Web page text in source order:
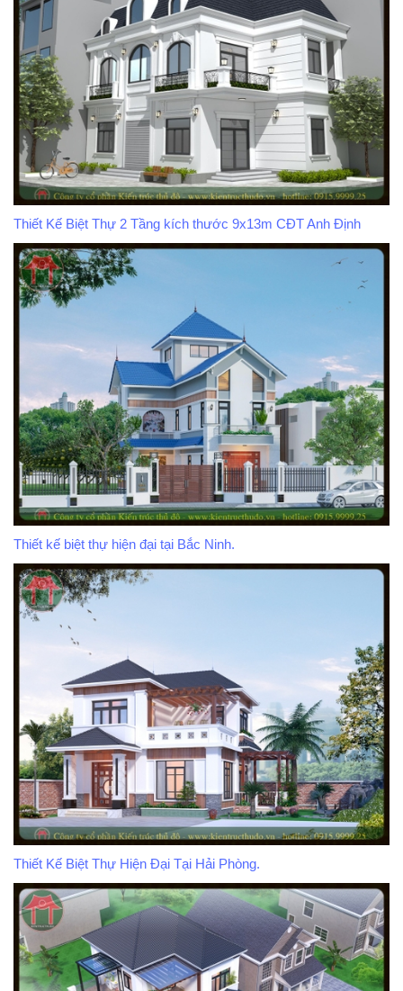
Thiết Kế Biệt Thự 2 Tầng kích thước 9x13m CĐT Anh Định
Thiết kế biệt thự hiện đại tại Bắc Ninh.
Thiết Kế Biệt Thự Hiện Đại Tại Hải Phòng.